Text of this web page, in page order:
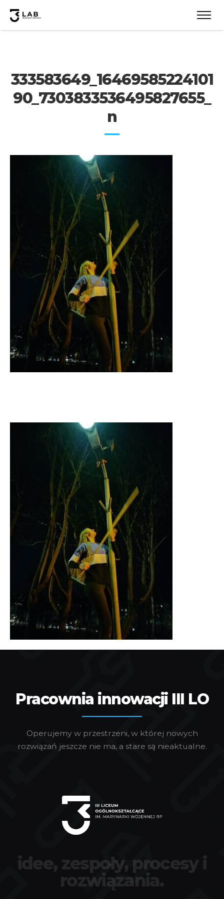
333583649_16469585224101
90_7303833536495827655_
n
Pracownia innowacji III LO
Operujemy w przestrzeni, w której nowych
rozwiązań jeszcze nie ma, a stare są nieaktualne.
idee, zespoły, procesy i
rozwiązania.